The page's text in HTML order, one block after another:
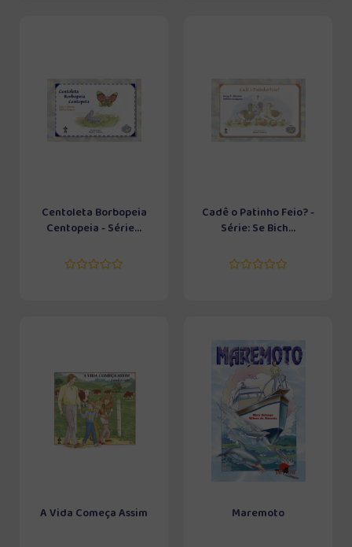
Centoleta Borbopeia
Centopeia - Série...
Cadê o Patinho Feio? -
Série: Se Bich...
A Vida Começa Assim Maremoto